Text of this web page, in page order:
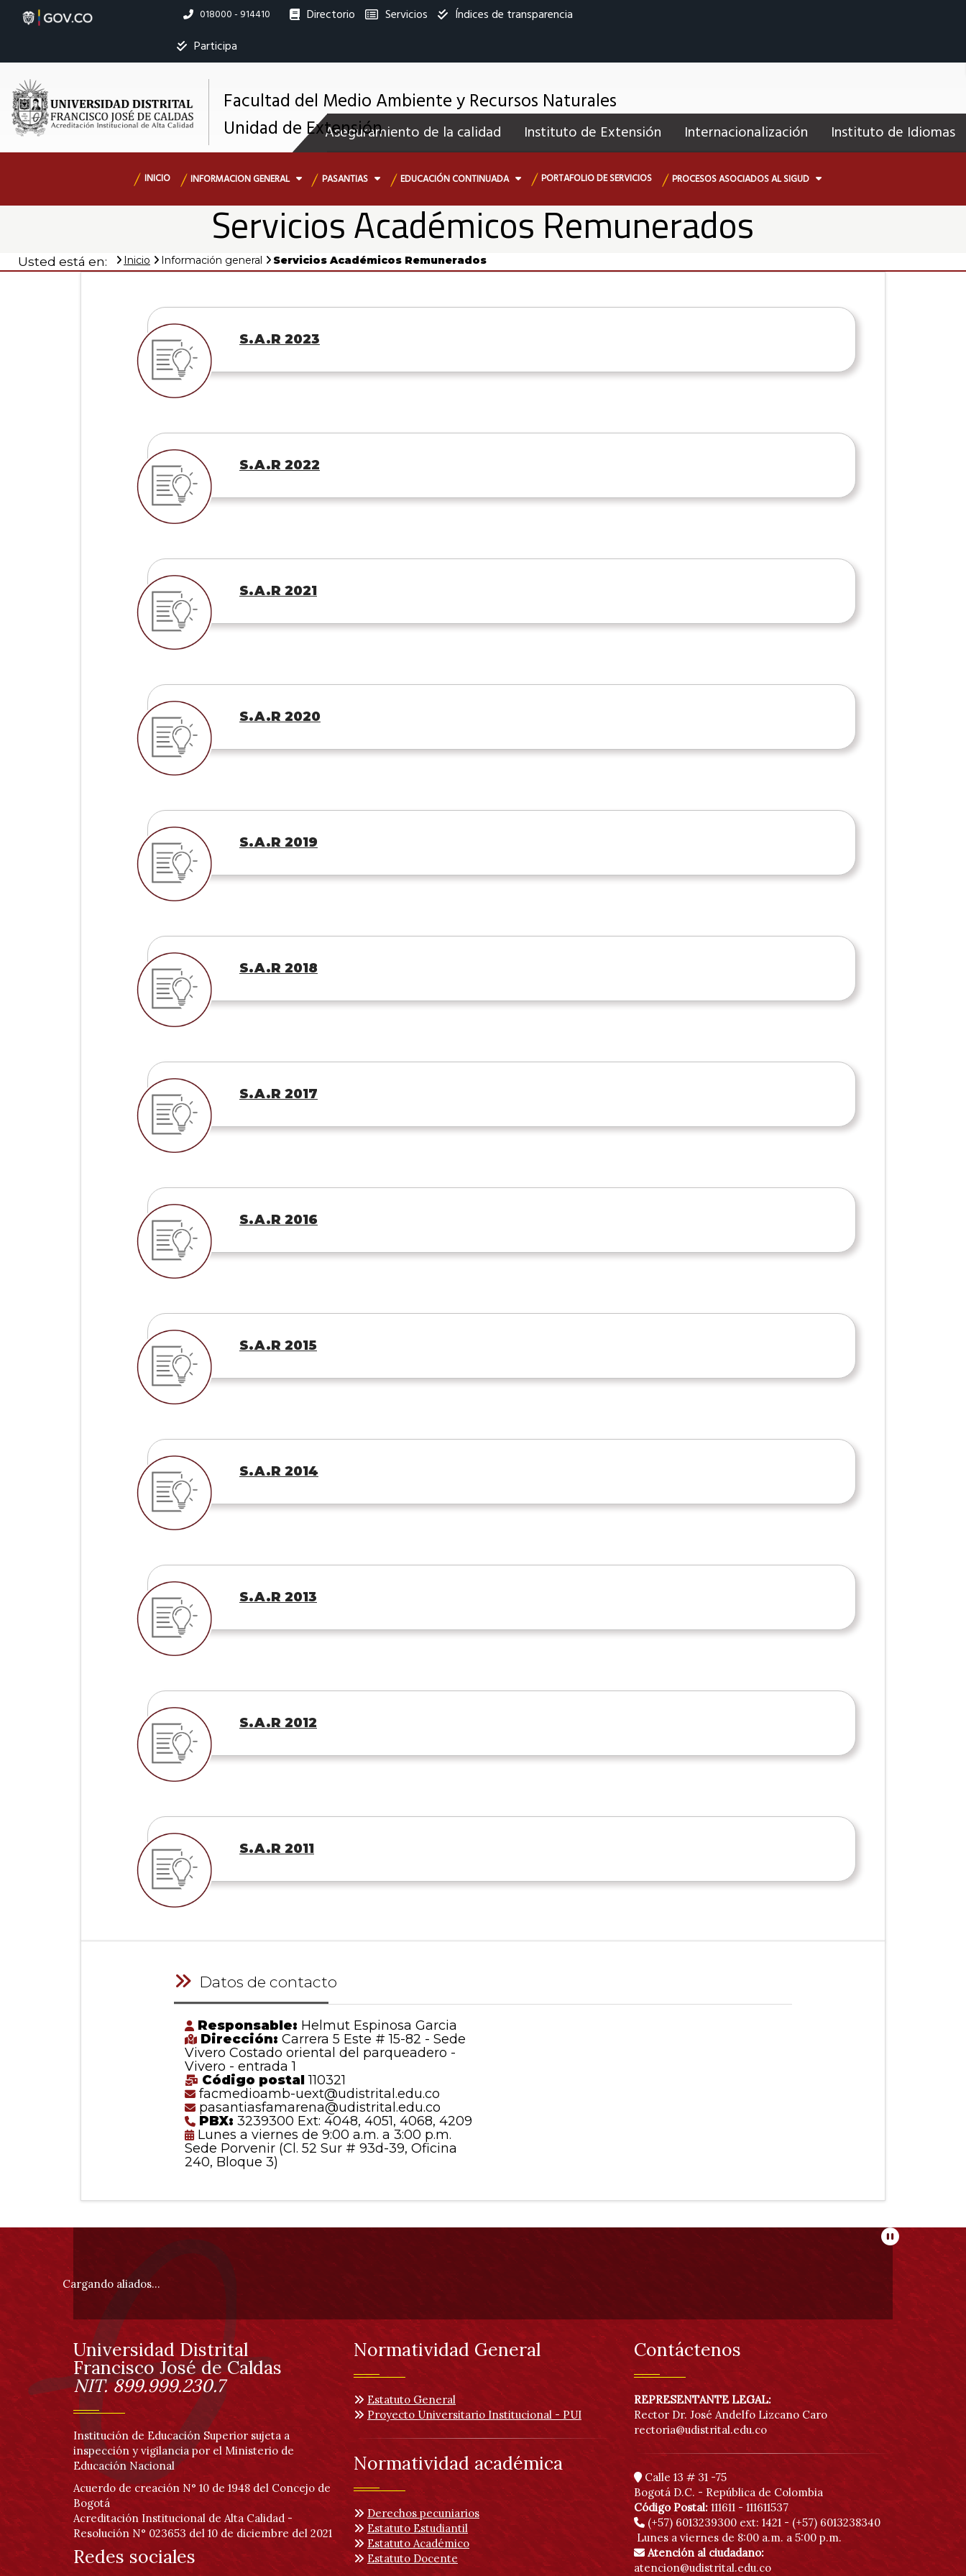
Linea
018000 - 914410 Directorio Servicios
Índices de transparencia
Participa
Facultad del Medio Ambiente y Recursos Naturales
Unidad de Extensión
Menú
secundario
Aseguramiento de la calidad Instituto de Extensión Internacionalización Instituto de Idiomas
Navegación
principal
INICIO INFORMACION GENERAL PASANTIAS EDUCACIÓN CONTINUADA PORTAFOLIO DE SERVICIOS PROCESOS ASOCIADOS AL SIGUD
Servicios Académicos Remunerados
Usted está en: Inicio Información general Servicios Académicos Remunerados
S.A.R 2023
S.A.R 2022
S.A.R 2021
S.A.R 2020
S.A.R 2019
S.A.R 2018
S.A.R 2017
S.A.R 2016
S.A.R 2015
S.A.R 2014
S.A.R 2013
S.A.R 2012
S.A.R 2011
Datos de contacto
Responsable: Helmut Espinosa Garcia
Dirección: Carrera 5 Este # 15-82 - Sede
Vivero Costado oriental del parqueadero -
Vivero - entrada 1
Código postal110321
facmedioamb-uext@udistrital.edu.co
pasantiasfamarena@udistrital.edu.co
PBX: 3239300 Ext: 4048, 4051, 4068, 4209
Lunes a viernes de 9:00 a.m. a 3:00 p.m.
Sede Porvenir (Cl. 52 Sur # 93d-39, Oficina
240, Bloque 3)
Información
pie
de
página
Cargando aliados...
Información
Universidad Distrital
Francisco José de Caldas
NIT. 899.999.230.7
Institución de Educación Superior sujeta a
inspección y vigilancia por el Ministerio de
Educación Nacional
Acuerdo de creación N° 10 de 1948 del Concejo de
Bogotá
Acreditación Institucional de Alta Calidad -
Resolución N° 023653 del 10 de diciembre del 2021
Redes sociales
Normatividad General
Estatuto General
Proyecto Universitario Institucional - PUI
Normatividad académica
Derechos pecuniarios
Estatuto Estudiantil
Estatuto Académico
Estatuto Docente
Contáctenos
REPRESENTANTE LEGAL:
Rector Dr. José Andelfo Lizcano Caro
rectoria@udistrital.edu.co
Calle 13 # 31 -75
Bogotá D.C. - República de Colombia
Código Postal: 111611 - 111611537
(+57) 6013239300 ext: 1421 - (+57) 6013238340
Lunes a viernes de 8:00 a.m. a 5:00 p.m.
Atención al ciudadano:
atencion@udistrital.edu.co